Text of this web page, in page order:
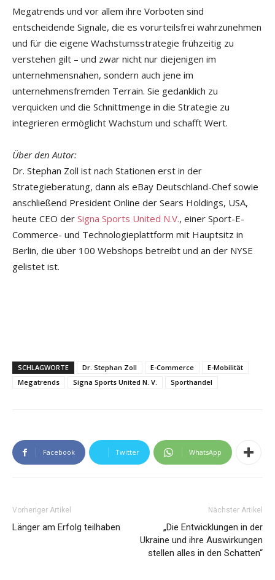
Megatrends und vor allem ihre Vorboten sind
entscheidende Signale, die es vorurteilsfrei wahrzunehmen
und für die eigene Wachstumsstrategie frühzeitig zu
verstehen gilt – und zwar nicht nur diejenigen im
unternehmensnahen, sondern auch jene im
unternehmensfremden Terrain. Sie gedanklich zu
verquicken und die Schnittmenge in die Strategie zu
integrieren ermöglicht Wachstum und schafft Wert.
Über den Autor:
Dr. Stephan Zoll ist nach Stationen erst in der
Strategieberatung, dann als eBay Deutschland-Chef sowie
anschließend President Online der Sears Holdings, USA,
heute CEO der Signa Sports United N.V., einer Sport-E-
Commerce- und Technologieplattform mit Hauptsitz in
Berlin, die über 100 Webshops betreibt und an der NYSE
gelistet ist.
SCHLAGWORTE Dr. Stephan Zoll E-Commerce
E-Mobilität
Megatrends
Signa Sports United N. V. Sporthandel
Facebook Twitter WhatsApp
Vorheriger Artikel
Länger am Erfolg teilhaben
Nächster Artikel
„Die Entwicklungen in der
Ukraine und ihre Auswirkungen
stellen alles in den Schatten“